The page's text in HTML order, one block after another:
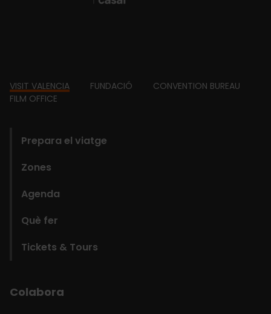
Footer
VISIT VALENCIA FUNDACIÓ
CONVENTION BUREAU
FILM OFFICE
Prepara el viatge
Zones
Agenda
Què fer
Tickets & Tours
Colabora